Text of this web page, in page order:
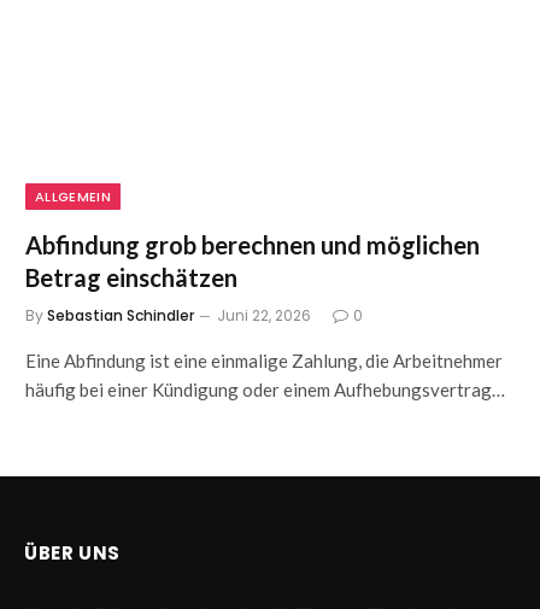
ALLGEMEIN
Abfindung grob berechnen und möglichen
Betrag einschätzen
BySebastian Schindler Juni 22, 2026 0
Eine Abfindung ist eine einmalige Zahlung, die Arbeitnehmer
häufig bei einer Kündigung oder einem Aufhebungsvertrag…
ÜBER UNS